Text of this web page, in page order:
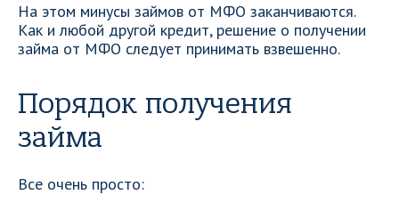
На этом минусы займов от МФО заканчиваются.
Как и любой другой кредит, решение о получении
займа от МФО следует принимать взвешенно.
Порядок получения
займа
Все очень просто: